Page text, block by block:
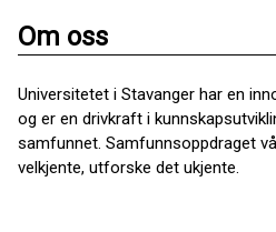
Om oss
Universitetet i Stavanger har en
og er en drivkraft i
samfunnet. Samfunnsoppdraget
velkjente, utforske det ukjente.